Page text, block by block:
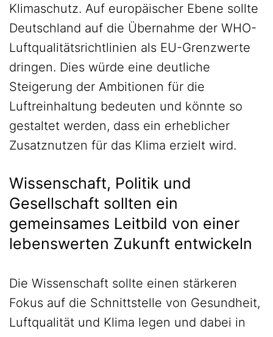
Klimaschutz. Auf europäischer Ebene sollte
Deutschland auf die Übernahme der WHO-
Luftqualitätsrichtlinien als EU-Grenzwerte
dringen. Dies würde eine deutliche
Steigerung der Ambitionen für die
Luftreinhaltung bedeuten und könnte so
gestaltet werden, dass ein erheblicher
Zusatznutzen für das Klima erzielt wird.
Wissenschaft, Politik und
Gesellschaft sollten ein
gemeinsames Leitbild von einer
lebenswerten Zukunft entwickeln
Die Wissenschaft sollte einen stärkeren
Fokus auf die Schnittstelle von Gesundheit,
Luftqualität und Klima legen und dabei in